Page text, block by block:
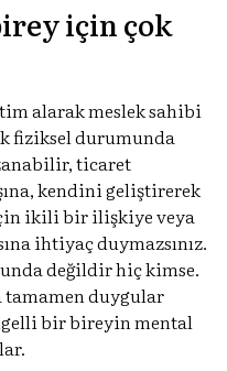
için çok
alarak meslek sahibi
fiziksel durumunda
ticaret
kendini geliştirerek
ikili bir ilişkiye veya
ihtiyaç duymazsınız.
değildir hiç kimse.
tamamen duygular
bir bireyin mental